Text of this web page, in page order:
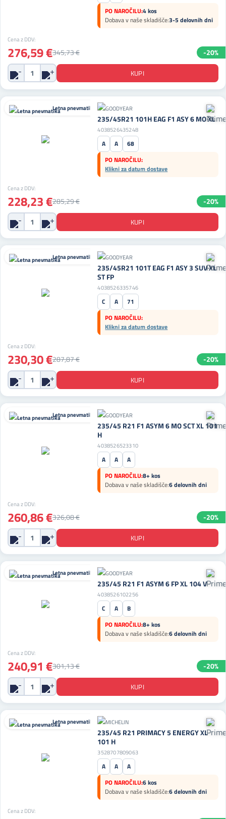
PO NAROČILU:4 kos
Dobava v naše skladišče:3-5 delovnih dni
Cena z DDV:
276,59 €345,73 € -20%
Letna pnevmatika
235/45R21 101H EAG F1 ASY 6 MO XL
4038526435248
A A
68
PO NAROČILU:
Klikni za datum dostave
Cena z DDV:
228,23 €285,29 € -20%
Letna pnevmatika
235/45R21 101T EAG F1 ASY 3 SUV XL
ST FP
4038526335746
C A
71
PO NAROČILU:
Klikni za datum dostave
Cena z DDV:
230,30 €287,87 € -20%
Letna pnevmatika
235/45 R21 F1 ASYM 6 MO SCT XL 101
H
4038526523310
A A
A
PO NAROČILU:8+ kos
Dobava v naše skladišče:6 delovnih dni
Cena z DDV:
260,86 €326,08 € -20%
Letna pnevmatika
235/45 R21 F1 ASYM 6 FP XL 104 V
4038526102256
C A
B
PO NAROČILU:8+ kos
Dobava v naše skladišče:6 delovnih dni
Cena z DDV:
240,91 €301,13 € -20%
Letna pnevmatika
235/45 R21 PRIMACY 5 ENERGY XL
101 H
3528707809063
A A
A
PO NAROČILU:6 kos
Dobava v naše skladišče:6 delovnih dni
Cena z DDV: